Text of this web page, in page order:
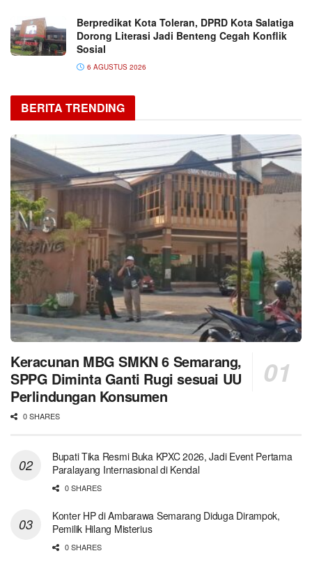
Berpredikat Kota Toleran, DPRD Kota Salatiga
Dorong Literasi Jadi Benteng Cegah Konflik
Sosial
6 AGUSTUS 2026
BERITA TRENDING
Keracunan MBG SMKN 6 Semarang,
SPPG Diminta Ganti Rugi sesuai UU
Perlindungan Konsumen
0 SHARES
Bupati Tika Resmi Buka KPXC 2026, Jadi Event Pertama
Paralayang Internasional di Kendal
0 SHARES
Konter HP di Ambarawa Semarang Diduga Dirampok,
Pemilik Hilang Misterius
0 SHARES